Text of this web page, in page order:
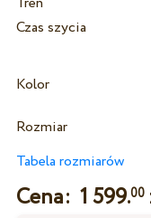
Czas szycia
Kolor
Rozmiar
Tabela rozmiarów
Cena: 1 599.00